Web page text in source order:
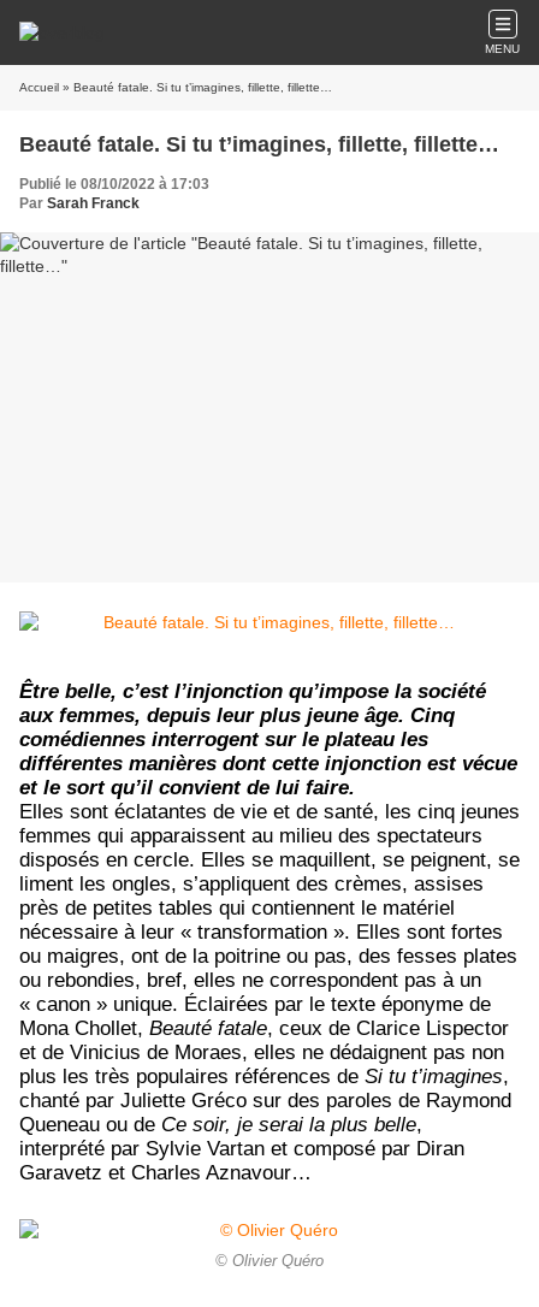
MENU
Accueil » Beauté fatale. Si tu t’imagines, fillette, fillette…
Beauté fatale. Si tu t’imagines, fillette, fillette…
Publié le 08/10/2022 à 17:03
Par Sarah Franck
Être belle, c’est l’injonction qu’impose la société
aux femmes, depuis leur plus jeune âge. Cinq
comédiennes interrogent sur le plateau les
différentes manières dont cette injonction est vécue
et le sort qu’il convient de lui faire.
Elles sont éclatantes de vie et de santé, les cinq jeunes
femmes qui apparaissent au milieu des spectateurs
disposés en cercle. Elles se maquillent, se peignent, se
liment les ongles, s’appliquent des crèmes, assises
près de petites tables qui contiennent le matériel
nécessaire à leur « transformation ». Elles sont fortes
ou maigres, ont de la poitrine ou pas, des fesses plates
ou rebondies, bref, elles ne correspondent pas à un
« canon » unique. Éclairées par le texte éponyme de
Mona Chollet, Beauté fatale, ceux de Clarice Lispector
et de Vinicius de Moraes, elles ne dédaignent pas non
plus les très populaires références de Si tu t’imagines,
chanté par Juliette Gréco sur des paroles de Raymond
Queneau ou de Ce soir, je serai la plus belle,
interprété par Sylvie Vartan et composé par Diran
Garavetz et Charles Aznavour…
© Olivier Quéro